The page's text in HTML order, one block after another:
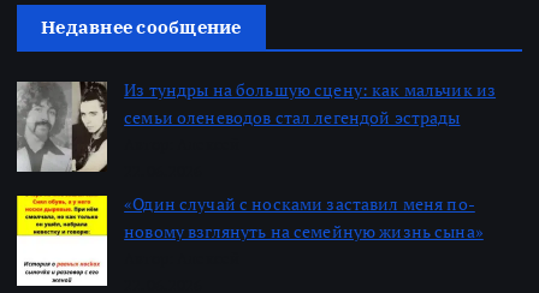
Недавнее сообщение
Из тундры на большую сцену: как мальчик из
семьи оленеводов стал легендой эстрады
«Один случай с носками заставил меня по-
новому взглянуть на семейную жизнь сына»